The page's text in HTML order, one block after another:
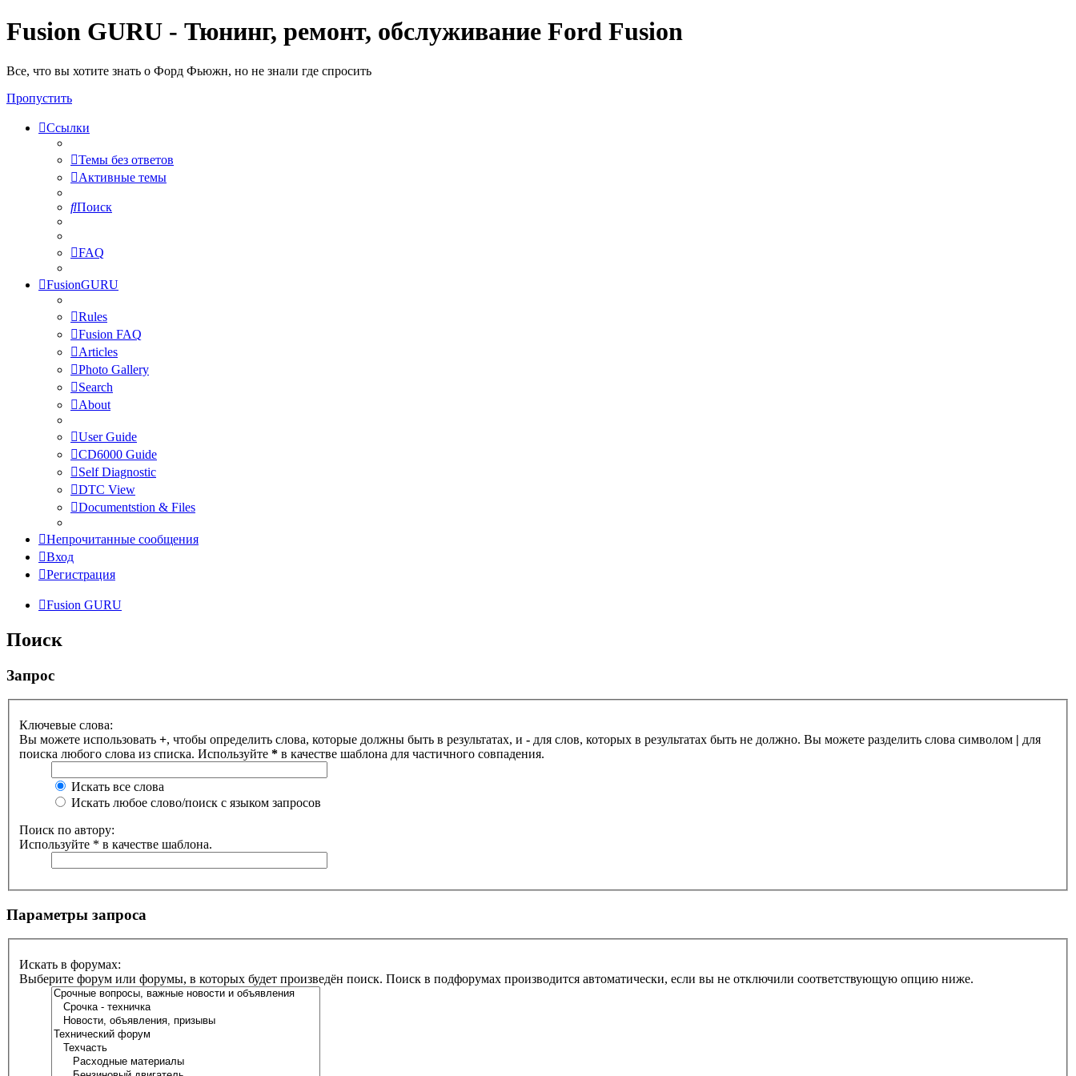
Fusion GURU - Тюнинг, ремонт, обслуживание Ford Fusion
Все, что вы хотите знать о Форд Фьюжн, но не знали где спросить
Пропустить
Ссылки
Темы без ответов
Активные темы
Поиск
FAQ
FusionGURU
Rules
Fusion FAQ
Articles
Photo Gallery
Search
About
User Guide
CD6000 Guide
Self Diagnostic
DTC View
Documentstion & Files
Непрочитанные сообщения
Вход
Регистрация
Fusion GURU
Поиск
Запрос
Ключевые слова:
Вы можете использовать +, чтобы определить слова, которые должны быть в результатах, и - для слов, которых в результатах быть не должно. Вы можете разделить слова символом | для
поиска любого слова из списка. Используйте * в качестве шаблона для частичного совпадения.
Искать все слова
Искать любое слово/поиск с языком запросов
Поиск по автору:
Используйте * в качестве шаблона.
Параметры запроса
Искать в форумах:
Выберите форум или форумы, в которых будет произведён поиск. Поиск в подфорумах производится автоматически, если вы не отключили соответствующую опцию ниже.